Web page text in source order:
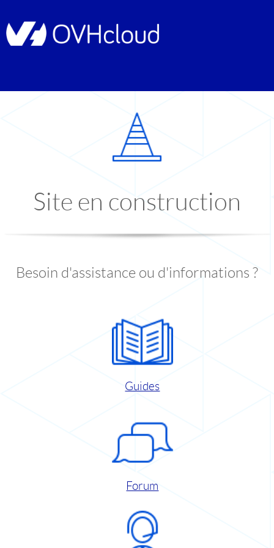
Site en construction
Besoin d'assistance ou d'informations ?
Guides
Forum